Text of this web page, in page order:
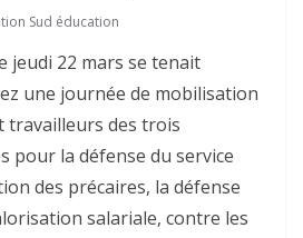
Sud éducation
jeudi 22 mars se tenait
une journée de mobilisation
travailleurs des trois
pour la défense du service
des précaires, la défense
salariale, contre les